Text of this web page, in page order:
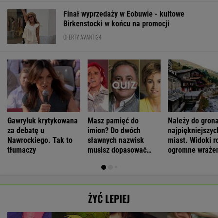
Finał wyprzedaży w Eobuwie - kultowe
Birkenstocki w końcu na promocji
OFERTY AVANTI24
Gawryluk krytykowana
za debatę u
Nawrockiego. Tak to
tłumaczy
Masz pamięć do
imion? Do dwóch
sławnych nazwisk
musisz dopasować
Należy do
miast. Widoki
ogromne
ŻYĆ LEPIEJ